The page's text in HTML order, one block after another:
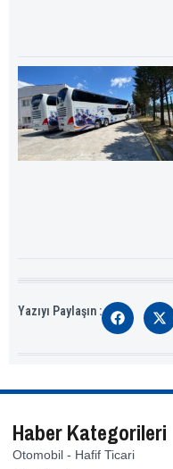
Yazıyı Paylaşın :
Haber Kategorileri
Otomobil - Hafif Ticari